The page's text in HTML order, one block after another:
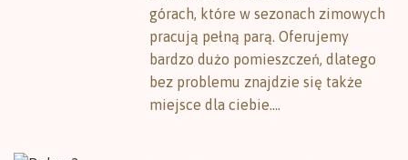
górach, które w sezonach zimowych
pracują pełną parą. Oferujemy
bardzo dużo pomieszczeń, dlatego
bez problemu znajdzie się także
miejsce dla ciebie....